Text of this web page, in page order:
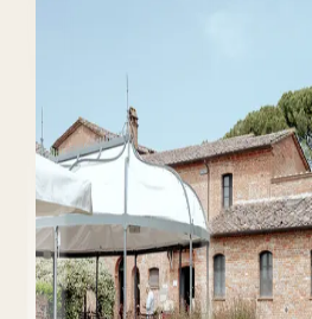
Marketing
Completa para
Independientes
23 de mayo de 2026
Teo Yordanov
14 min de lectura
Guía Completa
Todos
Canales
Reservas